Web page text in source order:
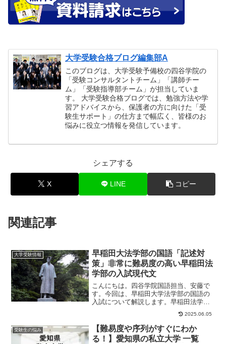
大学受験合格ブログ編集部A
このブログは、大学受験予備校の四谷学院の
「受験コンサルタントチーム」「講師チー
ム」「受験指導部チーム」が担当していま
す。 大学受験合格ブログでは、勉強方法や学
習アドバイスから、保護者の方に向けた「受
験生サポート」の仕方まで幅広く、皆様のお
悩みに役立つ情報を発信しています。
シェアする
X LINE コピー
関連記事
大学受験情報
早稲田大法学部の国語「記述対
策」非常に難易度の高い早稲田法
学部の入試現代文
こんにちは。四谷学院国語担当、安藤で
す。今回は、早稲田大学法学部の国語の
入試について解説します。早稲田法学部
の国語は非常に難易度が高いのが特徴
2025.06.05
受験生の悩み
【難易度や序列がすぐにわか
る！】愛知県の私立大学 一覧